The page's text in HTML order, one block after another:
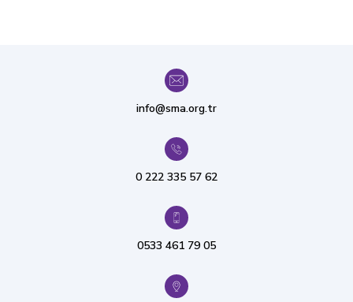
info@sma.org.tr
0 222 335 57 62
0533 461 79 05